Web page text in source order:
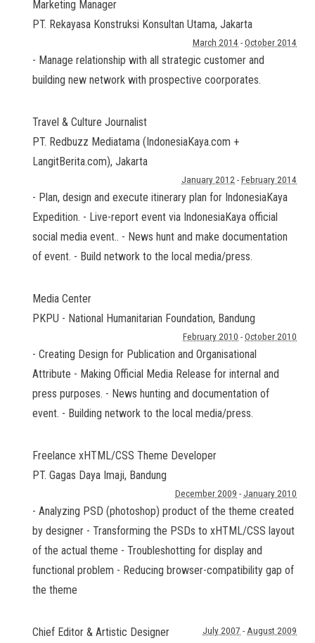
Marketing Manager
PT. Rekayasa Konstruksi Konsultan Utama, Jakarta
March 2014 - October 2014
- Manage relationship with all strategic customer and
building new network with prospective coorporates.
Travel & Culture Journalist
PT. Redbuzz Mediatama (IndonesiaKaya.com +
LangitBerita.com), Jakarta
January 2012 - February 2014
- Plan, design and execute itinerary plan for IndonesiaKaya
Expedition. - Live-report event via IndonesiaKaya official
social media event.. - News hunt and make documentation
of event. - Build network to the local media/press.
Media Center
PKPU - National Humanitarian Foundation, Bandung
February 2010 - October 2010
- Creating Design for Publication and Organisational
Attribute - Making Official Media Release for internal and
press purposes. - News hunting and documentation of
event. - Building network to the local media/press.
Freelance xHTML/CSS Theme Developer
PT. Gagas Daya Imaji, Bandung
December 2009 - January 2010
- Analyzing PSD (photoshop) product of the theme created
by designer - Transforming the PSDs to xHTML/CSS layout
of the actual theme - Troubleshotting for display and
functional problem - Reducing browser-compatibility gap of
the theme
Chief Editor & Artistic Designer
July 2007 - August 2009